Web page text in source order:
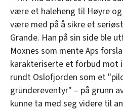
være et haleheng til Høyre
være med på å sikre et
Grande. Han på sin side ble
Moxnes som mente Aps
karakteriserte et forbud mot
rundt Oslofjorden som et
gründereventyr" – på grunn
kunne ta med seg videre til